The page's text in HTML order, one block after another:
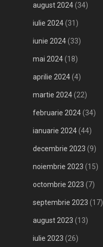
august 2024(34)
iulie 2024(31)
iunie 2024(33)
mai 2024(18)
aprilie 2024(4)
martie 2024(22)
februarie 2024(34)
ianuarie 2024(44)
decembrie 2023 (9)
noiembrie 2023 (15)
octombrie 2023 (7)
septembrie 2023 (17)
august 2023 (13)
iulie 2023 (26)